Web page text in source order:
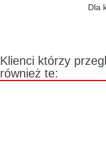
Dla
Klienci którzy
również te: